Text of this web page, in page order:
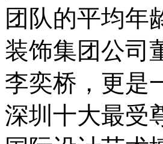
团队的平均年
装饰集团公司
李奕桥，更是
深圳十大最受